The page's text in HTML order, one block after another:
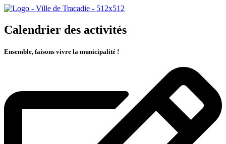
Calendrier des activités
Ensemble, faisons vivre la municipalité !